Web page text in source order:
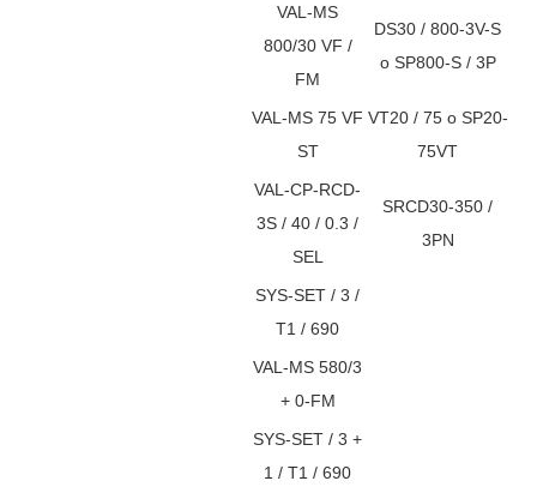
VAL-MS
800/30 VF /
FM
DS30 / 800-3V-S
o SP800-S / 3P
VAL-MS 75 VF
ST
VT20 / 75 o SP20-
75VT
VAL-CP-RCD-
3S / 40 / 0.3 /
SEL
SRCD30-350 /
3PN
SYS-SET / 3 /
T1 / 690
VAL-MS 580/3
+ 0-FM
SYS-SET / 3 +
1 / T1 / 690